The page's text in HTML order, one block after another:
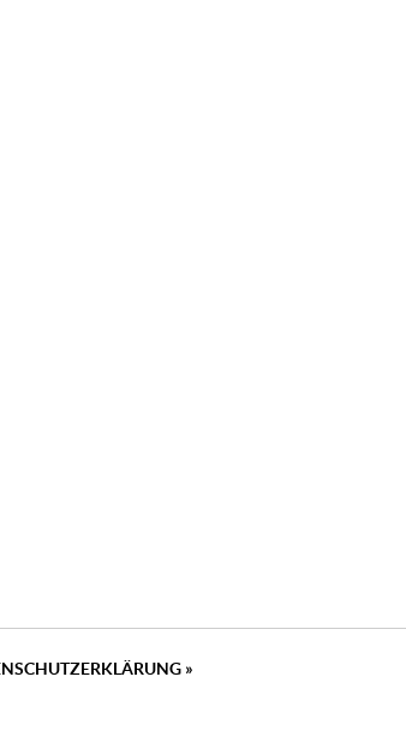
»